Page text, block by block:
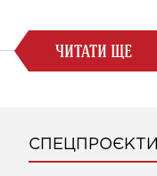
ЧИТАТИ ЩЕ
СПЕЦПРОЄКТИ